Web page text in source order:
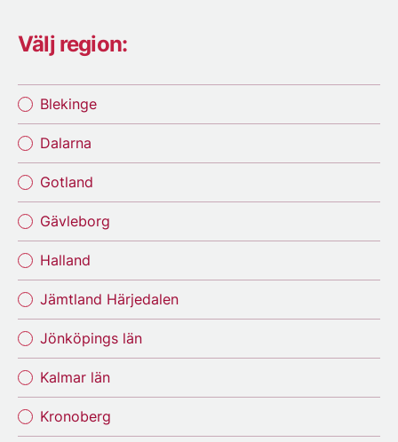
Välj region:
Blekinge
Dalarna
Gotland
Gävleborg
Halland
Jämtland Härjedalen
Jönköpings län
Kalmar län
Kronoberg